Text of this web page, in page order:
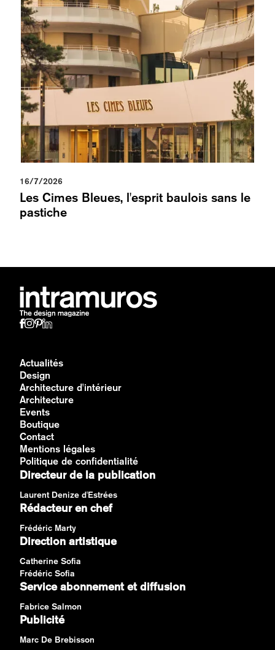
16/7/2026
Les Cimes Bleues, l'esprit baulois sans le
pastiche
Actualités
Design
Architecture d'intérieur
Architecture
Events
Boutique
Contact
Mentions légales
Politique de confidentialité
Directeur de la publication
Laurent Denize d'Estrées
Rédacteur en chef
Frédéric Marty
Direction artistique
Catherine Sofia
Frédéric Sofia
Service abonnement et diffusion
Fabrice Salmon
Publicité
Marc De Brebisson